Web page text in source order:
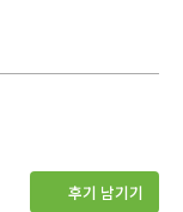
후기 남기기